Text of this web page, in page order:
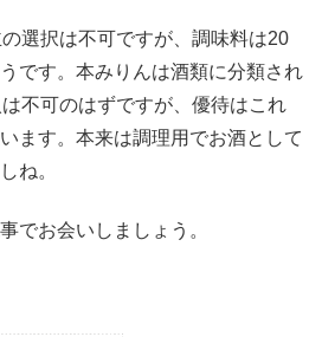
選択は不可ですが、調味料は20
です。本みりんは酒類に分類され
不可のはずですが、優待はこれ
ます。本来は調理用でお酒として
ね。
でお会いしましょう。